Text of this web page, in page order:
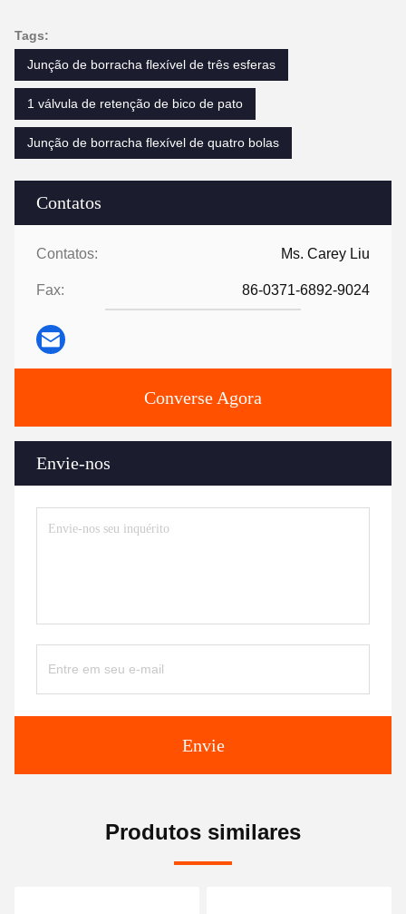
Contatos
Contatos: Ms. Carey Liu
Fax: 86-0371-6892-9024
Converse Agora
Envie-nos
Envie
Tags:
Junção de borracha flexível de três esferas
1 válvula de retenção de bico de pato
Junção de borracha flexível de quatro bolas
Produtos similares